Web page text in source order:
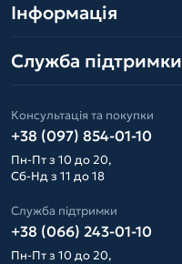
Інформація
Служба підтримки
Консультація та покупки
+38 (097) 854-01-10
Пн-Пт з 10 до 20,
Сб-Нд з 11 до 18
Служба підтримки
+38 (066) 243-01-10
Пн-Пт з 10 до 20,